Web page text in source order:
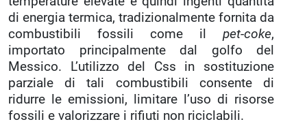
di energia termica, tradizionalmente fornita da
combustibili fossili come il pet-coke,
importato principalmente dal golfo del
Messico. L’utilizzo del Css in sostituzione
parziale di tali combustibili consente di
ridurre le emissioni, limitare l’uso di risorse
fossili e valorizzare i rifiuti non riciclabili.